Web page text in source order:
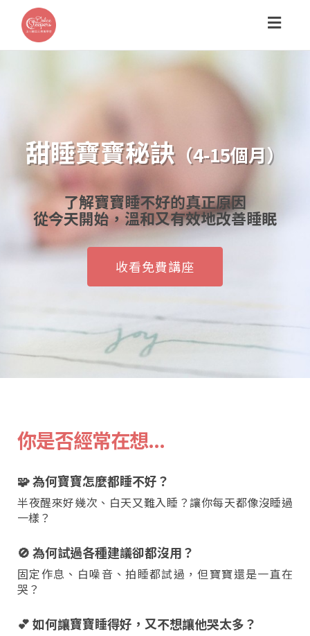
甜睡寶寶秘訣（4-15個月）
了解寶寶睡不好的真正原因
從今天開始，溫和又有效地改善睡眠
收看免費講座
你是否經常在想...
🧩 為何寶寶怎麼都睡不好？
半夜醒來好幾次、白天又難入睡？讓你每天都像沒睡過
一樣？
🚫 為何試過各種建議卻都沒用？
固定作息、白噪音、拍睡都試過，但寶寶還是一直在
哭？
💕 如何讓寶寶睡得好，又不想讓他哭太多？